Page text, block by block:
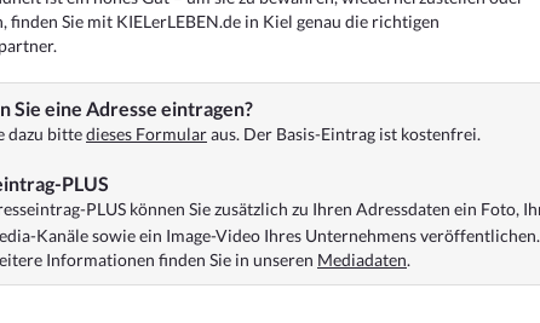
finden Sie mit KIELerLEBEN.de in Kiel genau die richtigen
Sie eine Adresse eintragen?
dazu bittedieses Formularaus. Der Basis-Eintrag ist kostenfrei.
PLUS
PLUS können Sie zusätzlich zu Ihren Adressdaten ein Foto,
Kanäle sowie ein Image-Video Ihres Unternehmens
Informationen finden Sie in unseren Mediadaten.